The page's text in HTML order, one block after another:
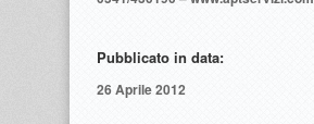
Pubblicato in data:
26 Aprile 2012